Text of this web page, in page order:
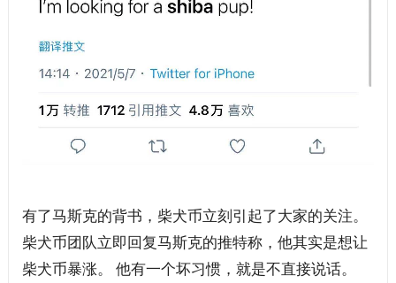
有了马斯克的背书，柴犬币立刻引起了大家的关注。
柴犬币团队立即回复马斯克的推特称，他其实是想让
柴犬币暴涨。 他有一个坏习惯，就是不直接说话。